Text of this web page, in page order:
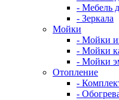
- Мебель
- Зеркала
Мойки
- Мойки
- Мойки
- Мойки
Отопление
-
-